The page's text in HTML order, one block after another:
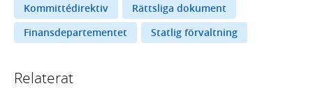
Kommittédirektiv
Rättsliga dokument
Finansdepartementet
Statlig förvaltning
Relaterat